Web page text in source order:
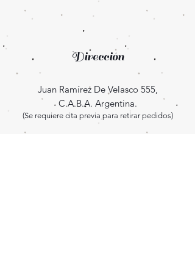
Dirección
Juan Ramírez De Velasco 555,
C.A.B.A. Argentina.
(Se requiere cita previa para retirar pedidos)